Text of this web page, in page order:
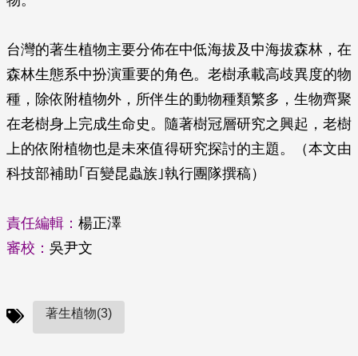
台灣的著生植物主要分佈在中低海拔及中海拔森林，在
森林生態系中扮演重要的角色。老樹承載高歧異度的物
種，除依附植物外，所伴生的動物種類繁多，生物齊聚
在老樹身上完成生命史。隨著樹冠層研究之興起，老樹
上的依附植物也是未來值得研究探討的主題。（本文由
科技部補助｢百變昆蟲族｣執行團隊撰稿）
責任編輯： 楊正澤
審校： 吳尹文
著生植物(3)